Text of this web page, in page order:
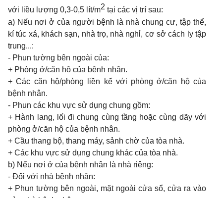
với liều lượng 0,3-0,5 lít/m2 tại các vị trí sau:
a) Nếu nơi ở của người bệnh là nhà chung cư, tập thể,
kí túc xá, khách sạn, nhà trọ, nhà nghỉ, cơ sở cách ly tập
trung...:
- Phun tường bên ngoài của:
+ Phòng ở/căn hộ của bệnh nhân.
+ Các căn hộ/phòng liền kế với phòng ở/căn hộ của
bệnh nhân.
- Phun các khu vực sử dụng chung gồm:
+ Hành lang, lối đi chung cùng tầng hoặc cùng dãy với
phòng ở/căn hộ của bệnh nhân.
+ Cầu thang bộ, thang máy, sảnh chờ của tòa nhà.
+ Các khu vực sử dụng chung khác của tòa nhà.
b) Nếu nơi ở của bệnh nhân là nhà riêng:
- Đối với nhà bệnh nhân:
+ Phun tường bên ngoài, mặt ngoài cửa sổ, cửa ra vào